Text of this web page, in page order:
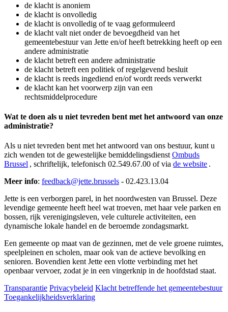
de klacht is anoniem
de klacht is onvolledig
de klacht is onvolledig of te vaag geformuleerd
de klacht valt niet onder de bevoegdheid van het
gemeentebestuur van Jette en/of heeft betrekking heeft op een
andere administratie
de klacht betreft een andere administratie
de klacht betreft een politiek of regelgevend besluit
de klacht is reeds ingediend en/of wordt reeds verwerkt
de klacht kan het voorwerp zijn van een
rechtsmiddelprocedure
Wat te doen als u niet tevreden bent met het antwoord van onze
administratie?
Als u niet tevreden bent met het antwoord van ons bestuur, kunt u
zich wenden tot de gewestelijke bemiddelingsdienst Ombuds
Brussel , schriftelijk, telefonisch 02.549.67.00 of viadewebsite .
Meer info: feedback@jette.brussels - 02.423.13.04
Jette is een verborgen parel, in het noordwesten van Brussel. Deze
levendige gemeente heeft heel wat troeven, met haar vele parken en
bossen, rijk verenigingsleven, vele culturele activiteiten, een
dynamische lokale handel en de beroemde zondagsmarkt.
Een gemeente op maat van de gezinnen, met de vele groene ruimtes,
speelpleinen en scholen, maar ook van de actieve bevolking en
senioren. Bovendien kent Jette een vlotte verbinding met het
openbaar vervoer, zodat je in een vingerknip in de hoofdstad staat.
Transparantie Privacybeleid Klacht betreffende het gemeentebestuur
Toegankelijkheidsverklaring